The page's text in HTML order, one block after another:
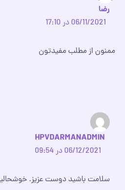
رضا
06/11/2021 در 17:10
ممنون از مطلب مفیدتون
HPVDARMANADMIN
06/12/2021 در 09:54
سلامت باشید دوست عزیز.